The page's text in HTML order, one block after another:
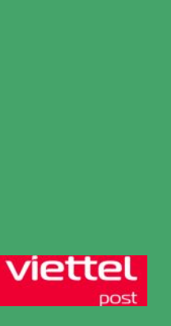
bên trong máy giúp
mốc phát triển. Đây là
gian vệ sinh máy, đồng thời
dài.